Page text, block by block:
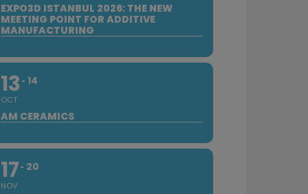
EXPO3D ISTANBUL 2026: THE NEW
MEETING POINT FOR ADDITIVE
MANUFACTURING
13
OCT
14
AM CERAMICS
17
NOV
20